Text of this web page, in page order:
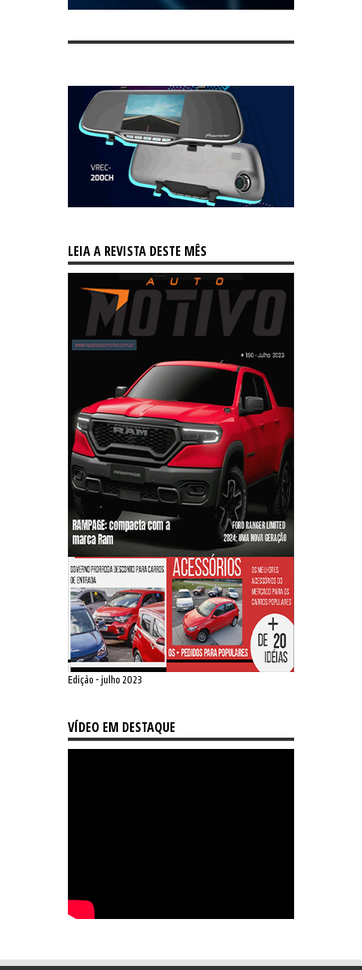
LEIA A REVISTA DESTE MÊS
Edição - julho 2023
VÍDEO EM DESTAQUE